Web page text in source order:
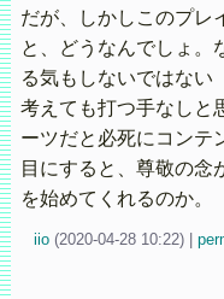
だが、しかしこのプレ
と、どうなんでしょ。
る気もしないではない
考えても打つ手なしと
ーツだと必死にコンテ
目にすると、尊敬の念
を始めてくれるのか。
iio (2020-04-28 10:22)